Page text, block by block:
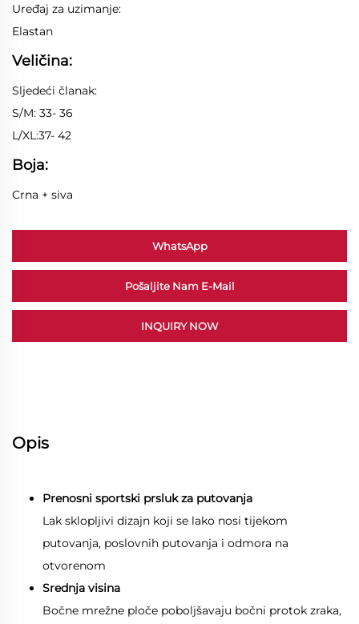
Uređaj za uzimanje:
Elastan
Veličina:
Sljedeći članak:
S/M: 33- 36
L/XL:37- 42
Boja:
Crna + siva
WhatsApp
Pošaljite Nam E-Mail
INQUIRY NOW
Opis
Prenosni sportski prsluk za putovanja
Lak sklopljivi dizajn koji se lako nosi tijekom
putovanja, poslovnih putovanja i odmora na
otvorenom
Srednja visina
Bočne mrežne ploče poboljšavaju bočni protok zraka,